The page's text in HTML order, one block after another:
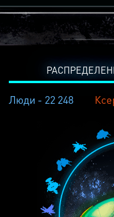
Люди - 22 248